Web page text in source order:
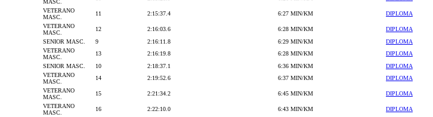
MASC.
VETERANO
MASC.
11 2:15:37.4 6:27 MIN/KM DIPLOMA
VETERANO
MASC.
12 2:16:03.6 6:28 MIN/KM
DIPLOMA
SENIOR MASC. 9 2:16:11.8 6:29 MIN/KM
DIPLOMA
VETERANO
MASC.
13 2:16:19.8 6:28 MIN/KM
DIPLOMA
SENIOR MASC. 10 2:18:37.1 6:36 MIN/KM
DIPLOMA
VETERANO
MASC.
14 2:19:52.6 6:37 MIN/KM DIPLOMA
VETERANO
MASC.
15 2:21:34.2 6:45 MIN/KM DIPLOMA
VETERANO
MASC.
16 2:22:10.0 6:43 MIN/KM DIPLOMA